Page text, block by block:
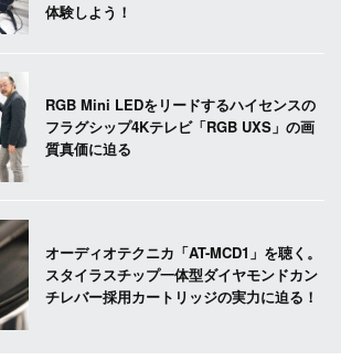
体験しよう！
RGB Mini LEDをリードするハイセンスの
フラグシップ4Kテレビ「RGB UXS」の画
質真価に迫る
オーディオテクニカ「AT-MCD1」を聴く。
スタイラスチップ一体型ダイヤモンドカン
チレバー採用カートリッジの実力に迫る！